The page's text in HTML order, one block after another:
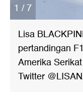
1 / 7
Lisa
pertandingan
Amerika
Twitter